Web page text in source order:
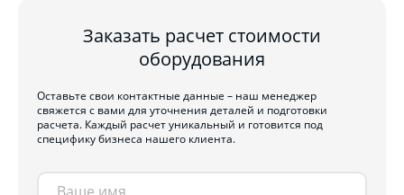
Заказать расчет стоимости
оборудования
Оставьте свои контактные данные – наш менеджер
свяжется с вами для уточнения деталей и подготовки
расчета. Каждый расчет уникальный и готовится под
специфику бизнеса нашего клиента.